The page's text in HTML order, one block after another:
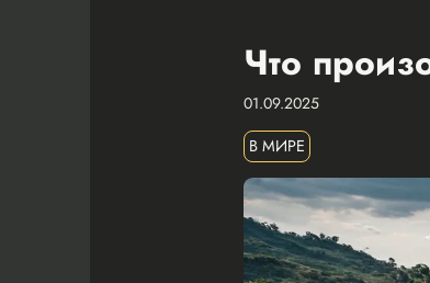
Что
01.09.2025
В МИРЕ